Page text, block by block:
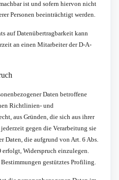
ist und sofern hiervon nicht
Personen beeinträchtigt werden.
auf Datenübertragbarkeit kann
an einen Mitarbeiter der D-A-
Daten betroffene
Richtlinien- und
aus Gründen, die sich aus ihrer
gegen die Verarbeitung sie
Daten, die aufgrund von Art. 6 Abs.
Widerspruch einzulegen.
gestütztes Profiling.